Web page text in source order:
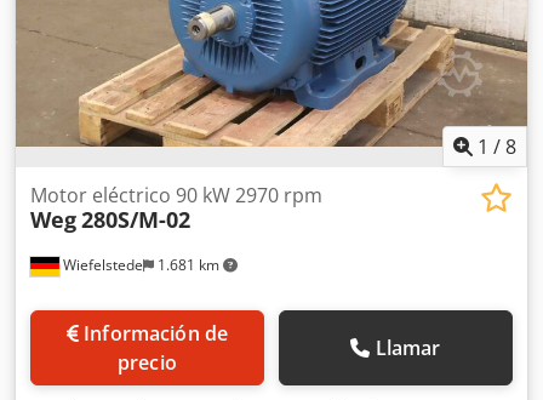
1 /8
Wiefelstede 1.681 km
Motor eléctrico 90 kW 2970 rpm
Weg280S/M-02
Información de
precio
Llamar